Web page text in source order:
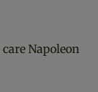
Napoleon